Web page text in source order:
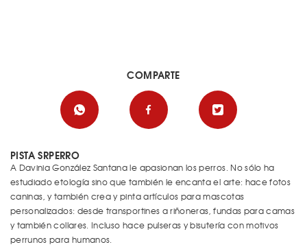
PISTA SRPERRO
A Davinia González Santana le apasionan los perros. No sólo ha
estudiado etología sino que también le encanta el arte: hace fotos
caninas, y también crea y pinta artículos para mascotas
personalizados: desde transportines a riñoneras, fundas para camas
y también collares. Incluso hace pulseras y bisutería con motivos
perrunos para humanos.
COMPARTE